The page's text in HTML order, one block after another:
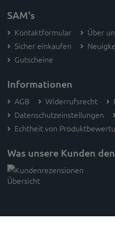
SAM's
Kontaktformular Über
Sicher einkaufen
Gutscheine
Informationen
AGB Widerrufsrecht
Datenschutzeinstellungen
Echtheit von
Was unsere Kunden